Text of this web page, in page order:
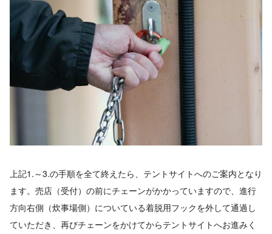
上記1.～3.の手順を全て終えたら、テントサイトへのご案内となり
ます。売店（受付）の前にチェーンがかかっていますので、進行
方向右側（炊事場側）についている着脱用フックを外して通過し
ていただき、再びチェーンをかけてからテントサイトへお進みく